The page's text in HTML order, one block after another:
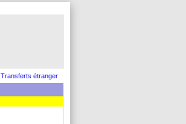
Transferts étranger